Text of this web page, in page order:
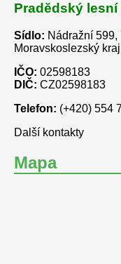
Pradědský lesní
Sídlo: Nádražní 599,
Moravskoslezský
IČO: 02598183
DIČ: CZ02598183
Telefon: (+420) 554
Další kontakty
Mapa